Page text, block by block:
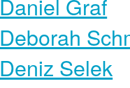
Daniel Graf
Deborah
Deniz Selek